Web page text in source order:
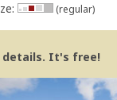
(regular)
details. It's free!